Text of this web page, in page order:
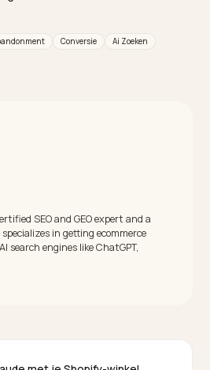
bron weg te nemen: toon de
bied gast-checkout, kort de
betaalmethoden.
checkout zelf winnen meer
belangrijk voor
komt. Volgen er dan